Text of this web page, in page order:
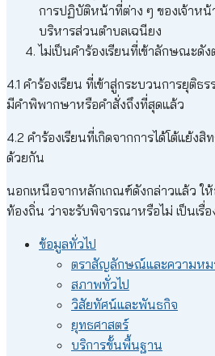
การปฏิบัติหน้าที่ต่าง ๆ ของเจ้าห
บริหารส่วนตำบลเฉนียง
ไม่เป็นคำร้องเรียนที่เข้าลักษณะดัง
4.1 คำร้องเรียน ที่เข้าสู่กระบวนการยุติธ
มีคำพิพากษาหรือคำสั่งถึงที่สุดแล้ว
4.2 คำร้องเรียนที่เกิดจากการได้โต้แย้ง
ด้วยกัน
นอกเหนือจากหลักเกณฑ์ดังกล่าวแล้ว ใ
ท้องถิ่น ว่าจะรับพิจารณาหรือไม่ เป็นเรื่
ข้อมูลทั่วไป
ตราสัญลักษณ์และความหม
สภาพทั่วไป
วิสัยทัศน์และพันธกิจ
ยุทธศาสตร์
บริการขั้นพื้นฐาน